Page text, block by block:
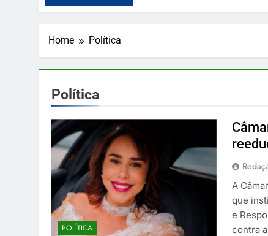
Home Política
Política
POLÍTICA
A
que
e
contra